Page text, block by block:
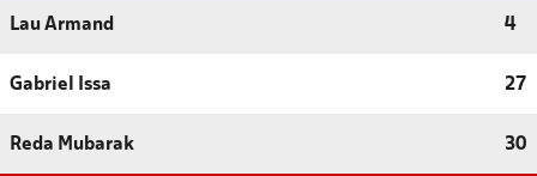
Lau Armand 4
Gabriel Issa 27
Reda Mubarak 30